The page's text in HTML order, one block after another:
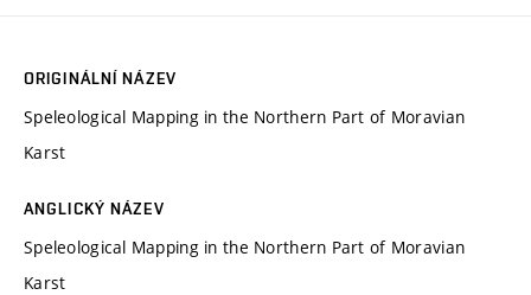
ORIGINÁLNÍ NÁZEV
Speleological Mapping in the Northern Part of Moravian
Karst
ANGLICKÝ NÁZEV
Speleological Mapping in the Northern Part of Moravian
Karst